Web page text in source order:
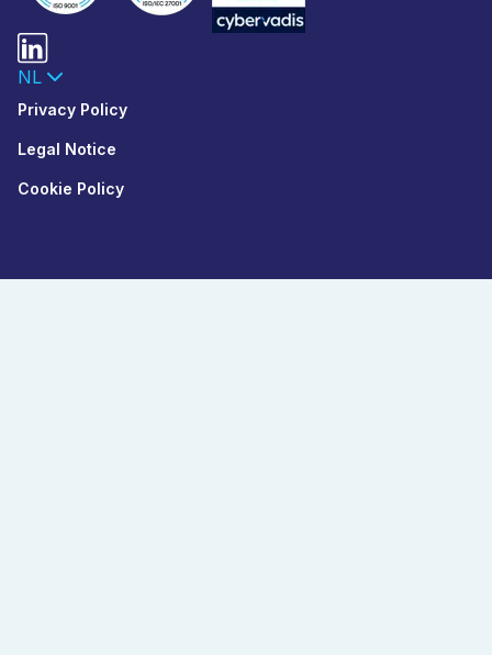
NL
Privacy Policy
Legal Notice
Cookie Policy